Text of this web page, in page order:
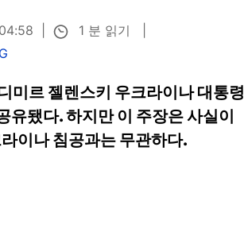
1 분 읽기
미르 젤렌스키 우크라이나 대통령
유됐다. 하지만 이 주장은 사실이
이나 침공과는 무관하다.